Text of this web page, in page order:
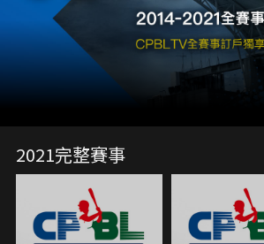
2021完整賽事